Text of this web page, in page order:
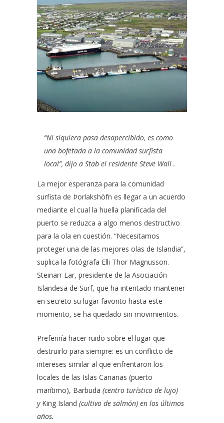
“Ni siquiera pasa desapercibido, es como
una bofetada a la comunidad surfista
local”, dijo a Stab el residente Steve Wall .
La mejor esperanza para la comunidad
surfista de Þorlakshöfn es llegar a un acuerdo
mediante el cual la huella planificada del
puerto se reduzca a algo menos destructivo
para la ola en cuestión. “Necesitamos
proteger una de las mejores olas de Islandia”,
suplica la fotógrafa Elli Thor Magnusson.
Steinarr Lar, presidente de la Asociación
Islandesa de Surf, que ha intentado mantener
en secreto su lugar favorito hasta este
momento, se ha quedado sin movimientos.
Preferiría hacer ruido sobre el lugar que
destruirlo para siempre: es un conflicto de
intereses similar al que enfrentaron los
locales de las Islas Canarias (puerto
marítimo), Barbuda (centro turístico de lujo)
y King Island (cultivo de salmón) en los últimos
años.